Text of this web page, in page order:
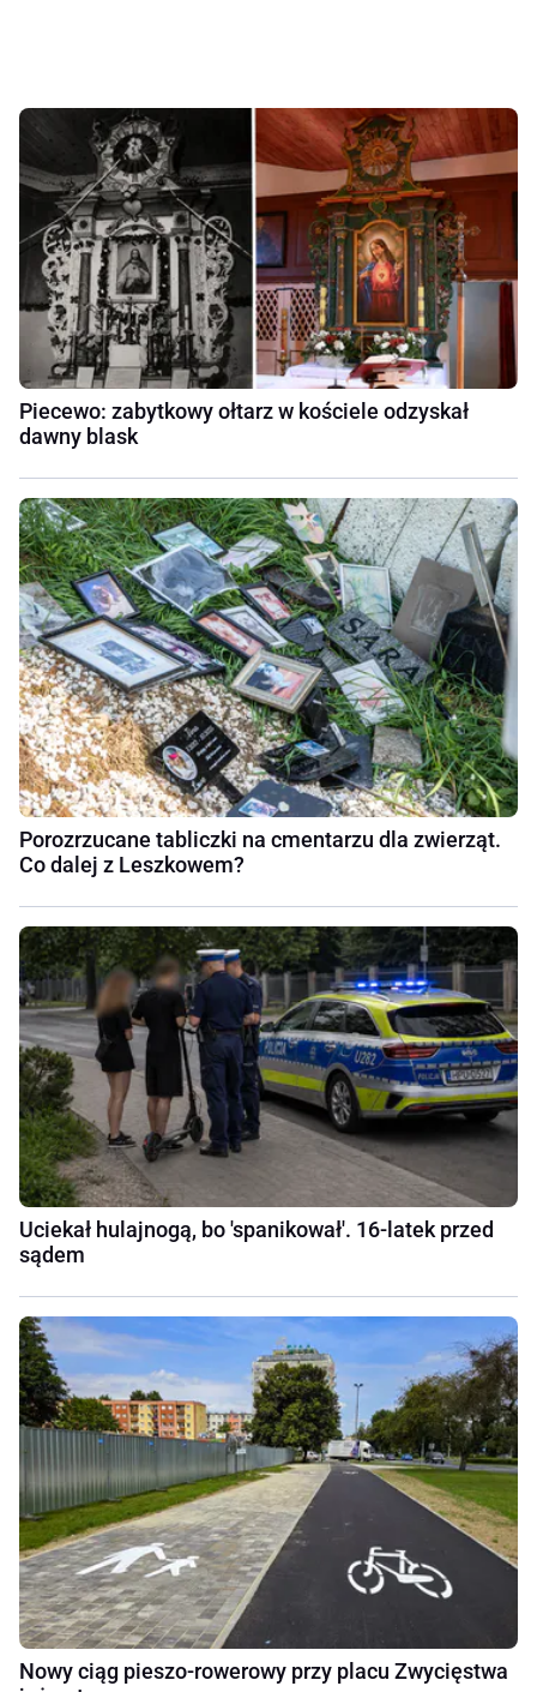
Piecewo: zabytkowy ołtarz w kościele odzyskał
dawny blask
Porozrzucane tabliczki na cmentarzu dla zwierząt.
Co dalej z Leszkowem?
Uciekał hulajnogą, bo 'spanikował'. 16-latek przed
sądem
Nowy ciąg pieszo-rowerowy przy placu Zwycięstwa